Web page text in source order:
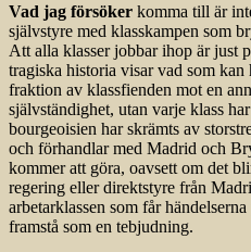
Vad jag försöker komma till är
självstyre med klasskampen som
Att alla klasser jobbar ihop är just
tragiska historia visar vad som
fraktion av klassfienden mot en
självständighet, utan varje klass
bourgeoisien har skrämts av
och förhandlar med Madrid och
kommer att göra, oavsett om det
regering eller direktstyre från
arbetarklassen som får
framstå som en tebjudning.